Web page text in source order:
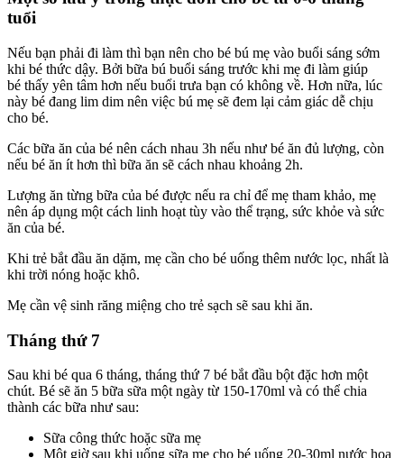
tuổi
Nếu bạn phải đi làm thì bạn nên cho bé bú mẹ vào buổi sáng sớm
khi bé thức dậy. Bởi bữa bú buổi sáng trước khi mẹ đi làm giúp
bé thấy yên tâm hơn nếu buổi trưa bạn có không về. Hơn nữa, lúc
này bé đang lim dim nên việc bú mẹ sẽ đem lại cảm giác dễ chịu
cho bé.
Các bữa ăn của bé nên cách nhau 3h nếu như bé ăn đủ lượng, còn
nếu bé ăn ít hơn thì bữa ăn sẽ cách nhau khoảng 2h.
Lượng ăn từng bữa của bé được nếu ra chỉ để mẹ tham khảo, mẹ
nên áp dụng một cách linh hoạt tùy vào thể trạng, sức khỏe và sức
ăn của bé.
Khi trẻ bắt đầu ăn dặm, mẹ cần cho bé uống thêm nước lọc, nhất là
khi trời nóng hoặc khô.
Mẹ cần vệ sinh răng miệng cho trẻ sạch sẽ sau khi ăn.
Tháng thứ 7
Sau khi bé qua 6 tháng, tháng thứ 7 bé bắt đầu bột đặc hơn một
chút. Bé sẽ ăn 5 bữa sữa một ngày từ 150-170ml và có thể chia
thành các bữa như sau:
Sữa công thức hoặc sữa mẹ
Một giờ sau khi uống sữa mẹ cho bé uống 20-30ml nước hoa